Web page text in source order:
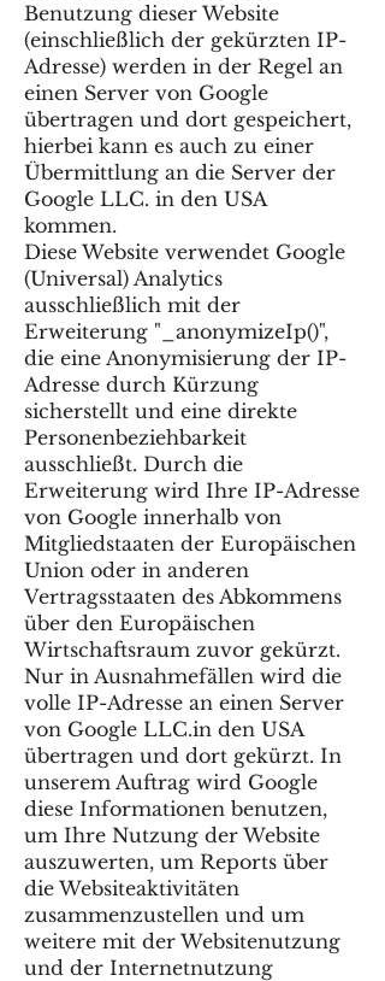
Benutzung dieser Website
(einschließlich der gekürzten IP-
Adresse) werden in der Regel an
einen Server von Google
übertragen und dort gespeichert,
hierbei kann es auch zu einer
Übermittlung an die Server der
Google LLC. in den USA
kommen.
Diese Website verwendet Google
(Universal) Analytics
ausschließlich mit der
Erweiterung "_anonymizeIp()",
die eine Anonymisierung der IP-
Adresse durch Kürzung
sicherstellt und eine direkte
Personenbeziehbarkeit
ausschließt. Durch die
Erweiterung wird Ihre IP-Adresse
von Google innerhalb von
Mitgliedstaaten der Europäischen
Union oder in anderen
Vertragsstaaten des Abkommens
über den Europäischen
Wirtschaftsraum zuvor gekürzt.
Nur in Ausnahmefällen wird die
volle IP-Adresse an einen Server
von Google LLC.in den USA
übertragen und dort gekürzt. In
unserem Auftrag wird Google
diese Informationen benutzen,
um Ihre Nutzung der Website
auszuwerten, um Reports über
die Websiteaktivitäten
zusammenzustellen und um
weitere mit der Websitenutzung
und der Internetnutzung